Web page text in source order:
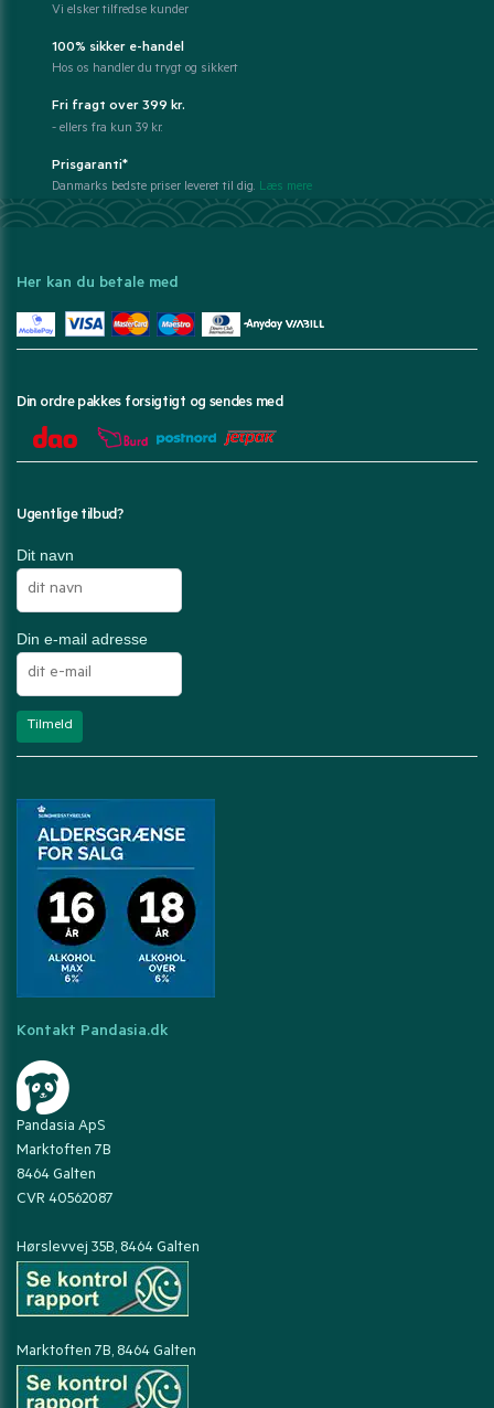
Vi elsker tilfredse kunder
100% sikker e-handel
Hos os handler du trygt og sikkert
Fri fragt over 399 kr.
- ellers fra kun 39 kr.
Prisgaranti*
Danmarks bedste priser leveret til dig. Læs mere
Her kan du betale med
Din ordre pakkes forsigtigt og sendes med
Ugentlige tilbud?
Dit navn
Din e-mail adresse
Kontakt Pandasia.dk
Pandasia ApS
Marktoften 7B
8464 Galten
CVR 40562087
Hørslevvej 35B, 8464 Galten
Marktoften 7B, 8464 Galten